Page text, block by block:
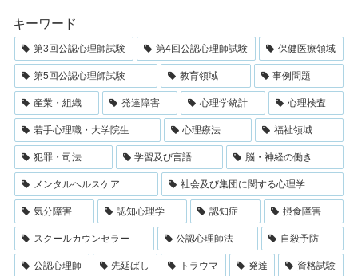
キーワード
第3回公認心理師試験 第4回公認心理師試験 保健医療領域
第5回公認心理師試験 教育領域 事例問題
産業・組織 発達障害 心理学統計 心理検査
若手心理職・大学院生 心理療法 福祉領域
犯罪・司法 学習及び言語 脳・神経の働き
メンタルヘルスケア 社会及び集団に関する心理学
気分障害 認知心理学 認知症 摂食障害
スクールカウンセラー 公認心理師法 自殺予防
公認心理師 先延ばし トラウマ 発達 資格試験